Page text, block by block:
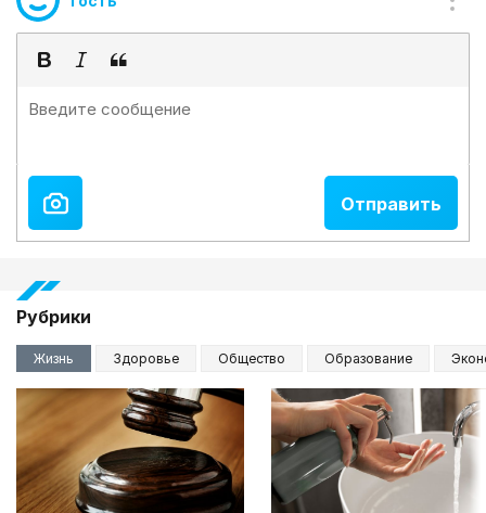
Рубрики
Жизнь Здоровье Общество Образование